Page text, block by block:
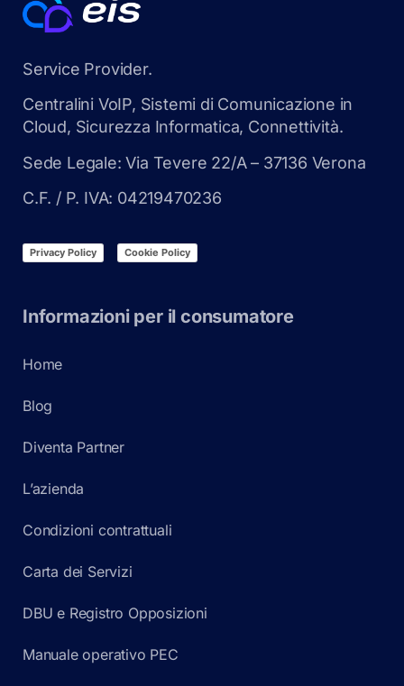
Service Provider.
Centralini VoIP, Sistemi di Comunicazione in
Cloud, Sicurezza Informatica, Connettività.
Sede Legale: Via Tevere 22/A – 37136 Verona
C.F. / P. IVA: 04219470236
Privacy Policy Cookie Policy
Informazioni per il consumatore
Home
Blog
Diventa Partner
L’azienda
Condizioni contrattuali
Carta dei Servizi
DBU e Registro Opposizioni
Manuale operativo PEC